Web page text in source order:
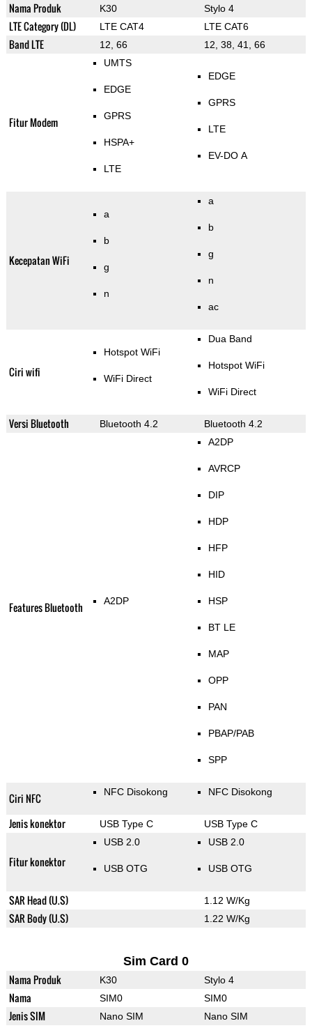
Nama Produk K30 Stylo 4
LTE Category (DL) LTE CAT4 LTE CAT6
Band LTE 12, 66 12, 38, 41, 66
Fitur Modem
UMTS
EDGE
GPRS
HSPA+
LTE
EDGE
GPRS
LTE
EV-DO A
Kecepatan WiFi
a
b
g
n
a
b
g
n
ac
Ciri wifi
Hotspot WiFi
WiFi Direct
Dua Band
Hotspot WiFi
WiFi Direct
Versi Bluetooth Bluetooth 4.2 Bluetooth 4.2
Features Bluetooth A2DP
A2DP
AVRCP
DIP
HDP
HFP
HID
HSP
BT LE
MAP
OPP
PAN
PBAP/PAB
SPP
Ciri NFC NFC Disokong NFC Disokong
Jenis konektor USB Type C USB Type C
Fitur konektor
USB 2.0
USB OTG
USB 2.0
USB OTG
SAR Head (U.S) 1.12 W/Kg
SAR Body (U.S) 1.22 W/Kg
Sim Card 0
Nama Produk K30 Stylo 4
Nama SIM0 SIM0
Jenis SIM Nano SIM Nano SIM